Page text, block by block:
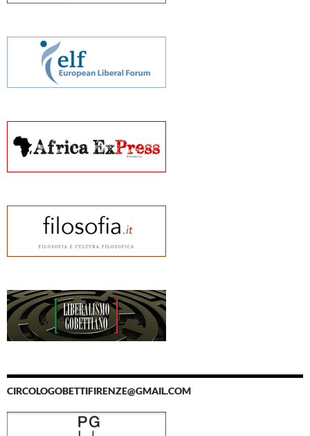
CIRCOLOGOBETTIFIRENZE@GMAIL.COM